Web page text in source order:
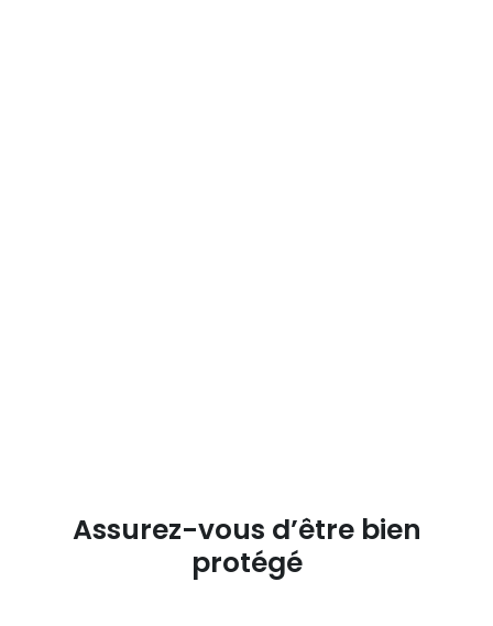
Assurez-vous d’être bien
protégé